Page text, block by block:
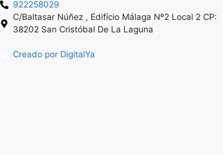
922258029
C/Baltasar Núñez , Edifício Málaga Nº2 Local 2 CP:
38202 San Cristóbal De La Laguna
Creado por DigitalYa